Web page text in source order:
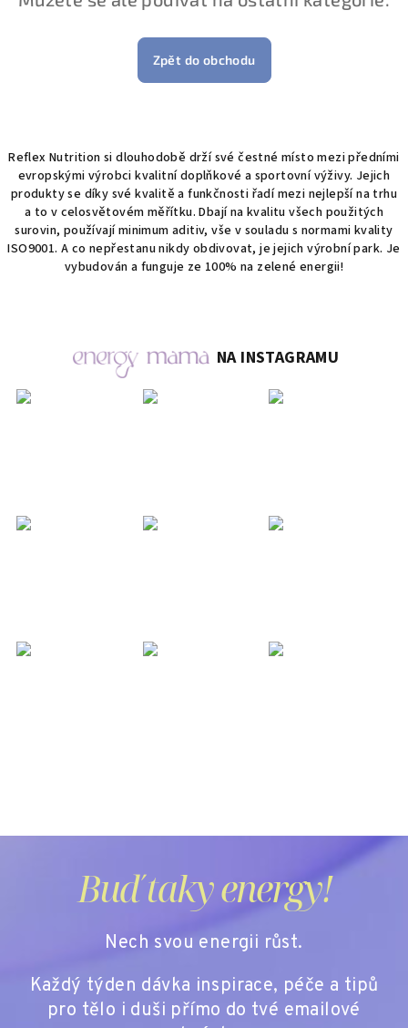
Zpět do obchodu
Reflex Nutrition si dlouhodobě drží své čestné místo mezi předními
evropskými výrobci kvalitní doplňkové a sportovní výživy. Jejich
produkty se díky své kvalitě a funkčnosti řadí mezi nejlepší na trhu
a to v celosvětovém měřítku. Dbají na kvalitu všech použitých
surovin, používají minimum aditiv, vše v souladu s normami kvality
ISO9001. A co nepřestanu nikdy obdivovat, je jejich výrobní park. Je
vybudován a funguje ze 100% na zelené energii!
NA INSTAGRAMU
Buď taky energy!
Nech svou energii růst.
Každý týden dávka inspirace, péče a tipů
pro tělo i duši přímo do tvé emailové